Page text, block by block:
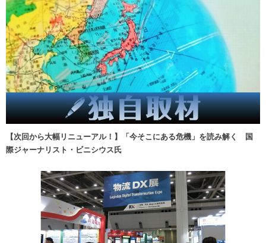
【次回から大幅リニューアル！】「今そこにある危機」を読み解く 国
際ジャーナリスト・ビニシウス氏